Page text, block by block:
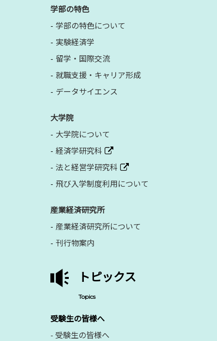
学部の特色
学部の特色について
実験経済学
留学・国際交流
就職支援・キャリア形成
データサイエンス
大学院
大学院について
経済学研究科
法と経営学研究科
飛び入学制度利用について
産業経済研究所
産業経済研究所について
刊行物案内
トピックス
Topics
受験生の皆様へ
- 受験生の皆様へ